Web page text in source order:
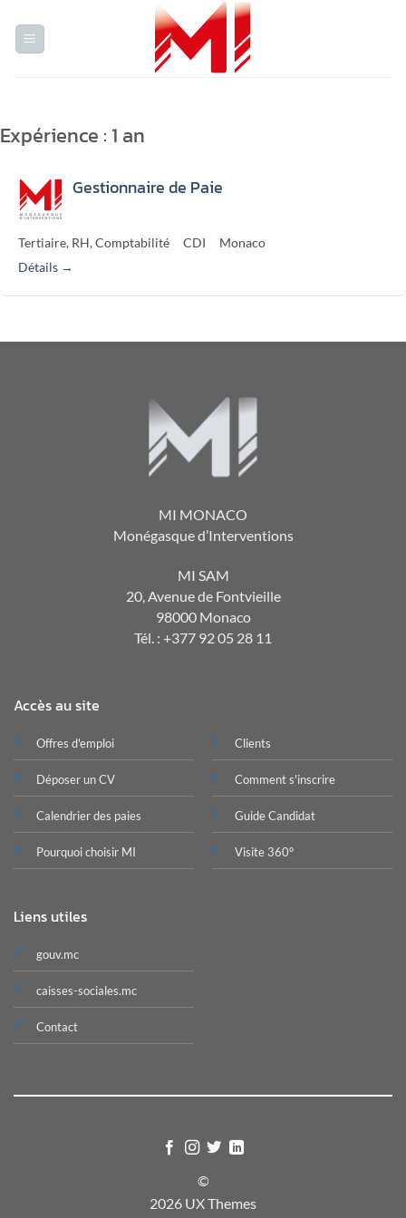
contenu
Expérience : 1 an
Gestionnaire de Paie
Tertiaire RH Comptabilité CDI
Monaco
Détails
MI MONACO
Monégasque d’Interventions
MI SAM
20, Avenue de Fontvieille
98000 Monaco
Tél. : +377 92 05 28 11
Accès au site
Offres d'emploi
Déposer un CV
Calendrier des paies
Pourquoi choisir MI
Clients
Comment s'inscrire
Guide Candidat
Visite 360°
Liens utiles
gouv.mc
caisses-sociales.mc
Contact
©
2026 UX Themes